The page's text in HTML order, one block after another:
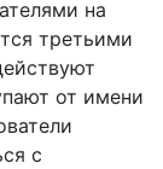
на
третьими
от имени
с